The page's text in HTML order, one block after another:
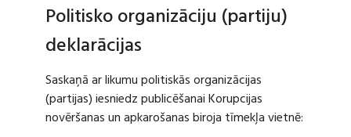
Politisko organizāciju (partiju)
deklarācijas
Saskaņā ar likumu politiskās organizācijas
(partijas) iesniedz publicēšanai Korupcijas
novēršanas un apkarošanas biroja tīmekļa vietnē: